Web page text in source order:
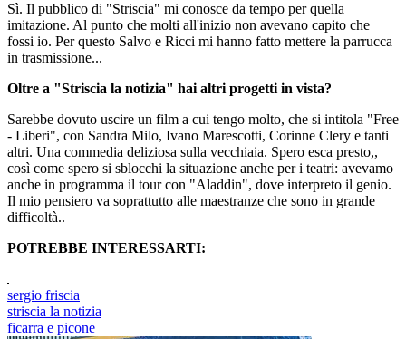
Sì. Il pubblico di "Striscia" mi conosce da tempo per quella
imitazione. Al punto che molti all'inizio non avevano capito che
fossi io. Per questo Salvo e Ricci mi hanno fatto mettere la parrucca
in trasmissione...
Oltre a "Striscia la notizia" hai altri progetti in vista?
Sarebbe dovuto uscire un film a cui tengo molto, che si intitola "Free
- Liberi", con Sandra Milo, Ivano Marescotti, Corinne Clery e tanti
altri. Una commedia deliziosa sulla vecchiaia. Spero esca presto,,
così come spero si sblocchi la situazione anche per i teatri: avevamo
anche in programma il tour con "Aladdin", dove interpreto il genio.
Il mio pensiero va soprattutto alle maestranze che sono in grande
difficoltà..
POTREBBE INTERESSARTI:
sergio friscia
striscia la notizia
ficarra e picone